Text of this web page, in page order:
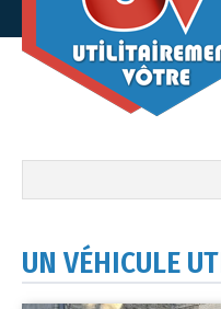
UN VÉHICULE